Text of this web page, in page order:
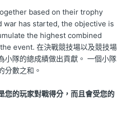
based on their trophy
war has started, the objective is
the highest combined
event. 在決戰競技場以及競技場
小隊的總成績做出貢獻。 一個小隊
分數之和。
您的玩家對戰得分，而且會受您的